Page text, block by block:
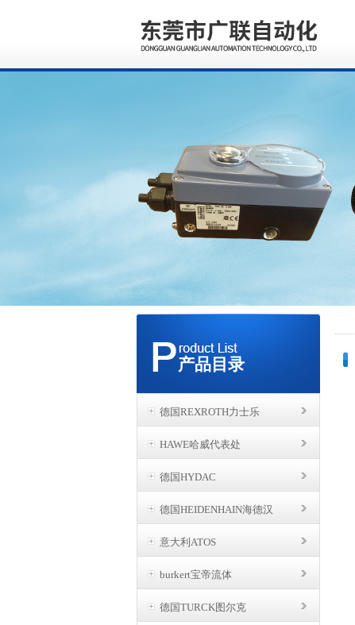
产品目录
德国REXROTH力士乐
HAWE哈威代表处
德国HYDAC
德国HEIDENHAIN海德汉
意大利ATOS
burkert宝帝流体
德国TURCK图尔克